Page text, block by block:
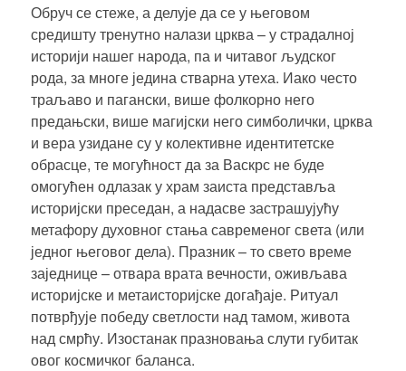
Обруч се стеже, а делује да се у његовом
средишту тренутно налази црква – у страдалној
историји нашег народа, па и читавог људског
рода, за многе једина стварна утеха. Иако често
траљаво и пагански, више фолкорно него
предањски, више магијски него симболички, црква
и вера узидане су у колективне идентитетске
обрасце, те могућност да за Васкрс не буде
омогућен одлазак у храм заиста представља
историјски преседан, а надасве застрашујућу
метафору духовног стања савременог света (или
једног његовог дела). Празник – то свето време
заједнице – отвара врата вечности, оживљава
историјске и метаисторијске догађаје. Ритуал
потврђује победу светлости над тамом, живота
над смрћу. Изостанак празновања слути губитак
овог космичког баланса.